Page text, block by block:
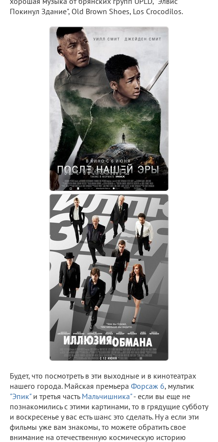
Покинул Здание", Old Brown Shoes, Los Crocodilos.
Будет, что посмотреть в эти выходные и в кинотеатрах
нашего города. Майская премьера Форсаж 6, мультик
"Эпик"и третья часть Мальчишника"- если вы еще не
познакомились с этими картинами, то в грядущие субботу
и воскресенье у вас есть шанс это сделать. Ну а если эти
фильмы уже вам знакомы, то можете обратить свое
внимание на отечественную космическую историю